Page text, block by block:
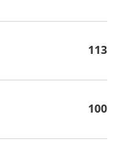
113
100